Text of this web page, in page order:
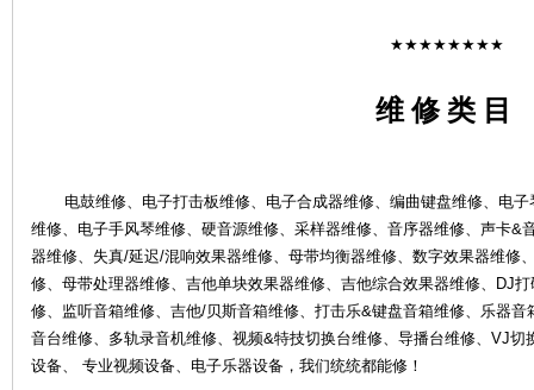
★★★★★★★★
维 修 类 目
电鼓维修、电子打击板维修、电子合成器维修、编曲键盘维修、电子
维修、电子手风琴维修、硬音源维修、采样器维修、音序器维修、声卡&
器维修、失真/延迟/混响效果器维修、母带均衡器维修、数字效果器维修
修、母带处理器维修、吉他单块效果器维修、吉他综合效果器维修、DJ
修、监听音箱维修、吉他/贝斯音箱维修、打击乐&键盘音箱维修、乐器
音台维修、多轨录音机维修、视频&特技切换台维修、导播台维修、VJ
设备、 专业视频设备、电子乐器设备，我们统统都能修！